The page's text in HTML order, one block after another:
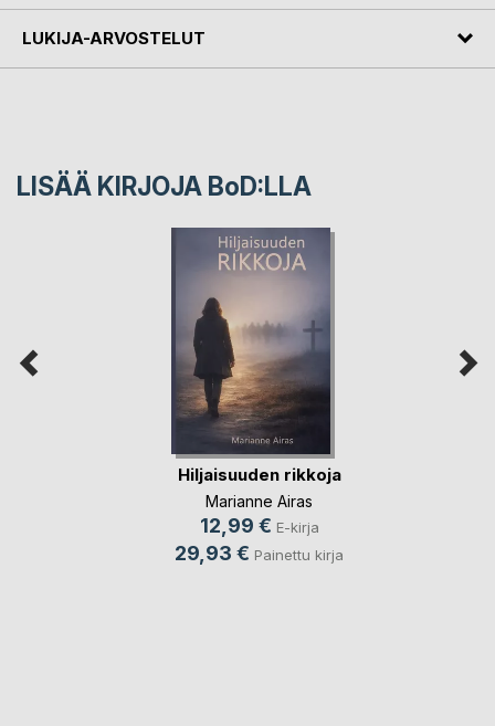
LUKIJA-ARVOSTELUT
LISÄÄ KIRJOJA BoD:LLA
Hiljaisuuden rikkoja
Marianne Airas
12,99 € E-kirja
29,93 € Painettu kirja